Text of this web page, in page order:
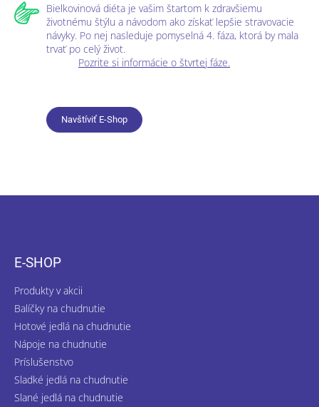
Bielkovinová diéta je vašim štartom k zdravšiemu
životnému štýlu a návodom ako získať lepšie stravovacie
návyky. Po nej nasleduje pomyselná 4. fáza, ktorá by mala
trvať po celý život.
Pozrite si informácie o štvrtej fáze.
Navštíviť E-Shop
E-SHOP
Produkty v akcii
Balíčky na chudnutie
Hotové jedlá na chudnutie
Nápoje na chudnutie
Príslušenstvo
Sladké jedlá na chudnutie
Slané jedlá na chudnutie